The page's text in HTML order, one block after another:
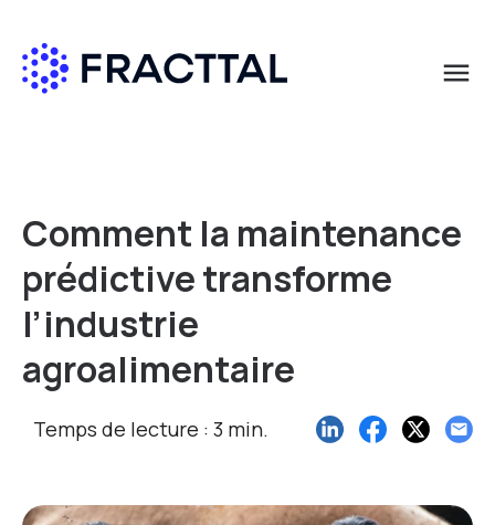
menu
Comment la maintenance
prédictive transforme
l’industrie
agroalimentaire
Temps de lecture : 3 min.